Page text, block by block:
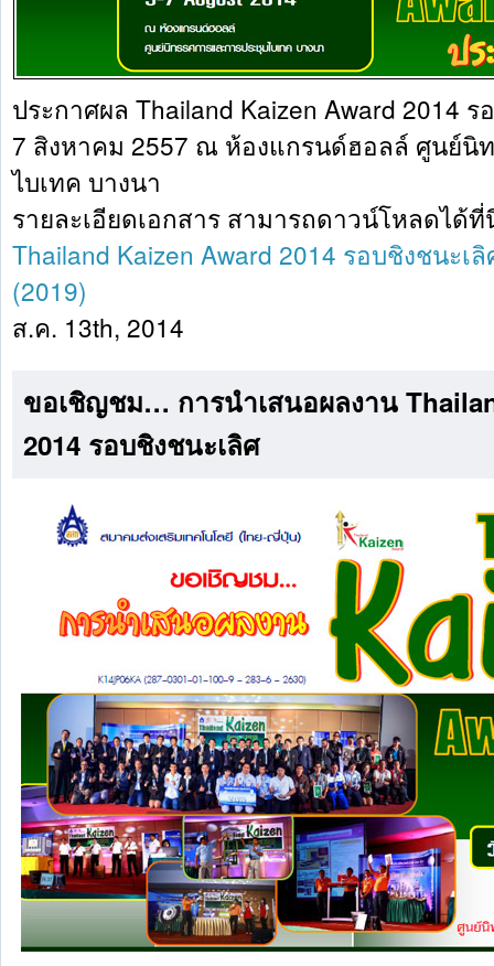
ประกาศผล Thailand Kaizen Award 2014
7 สิงหาคม 2557 ณ ห้องแกรนด์ฮอลล์ ศูนย์นิ
ไบเทค บางนา
รายละเอียดเอกสาร สามารถดาวน์โหลดได้
Thailand Kaizen Award 2014 รอบชิงชนะเ
(2019)
ส.ค. 13th, 2014
ขอเชิญชม… การนำเสนอผลงาน
2014 รอบชิงชนะเลิศ